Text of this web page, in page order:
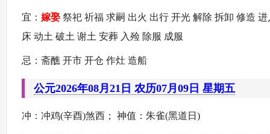
宜： 嫁娶 祭祀 祈福 求嗣 出火 出行 开光 解除 拆卸 修造
床 动土 破土 谢土 安葬 入殓 除服 成服
忌：斋醮 开市 开仓 作灶 造船
公元2026年08月21日 农历07月09日 星期五
冲：冲鸡(辛酉)煞西； 神值：朱雀(黑道日)